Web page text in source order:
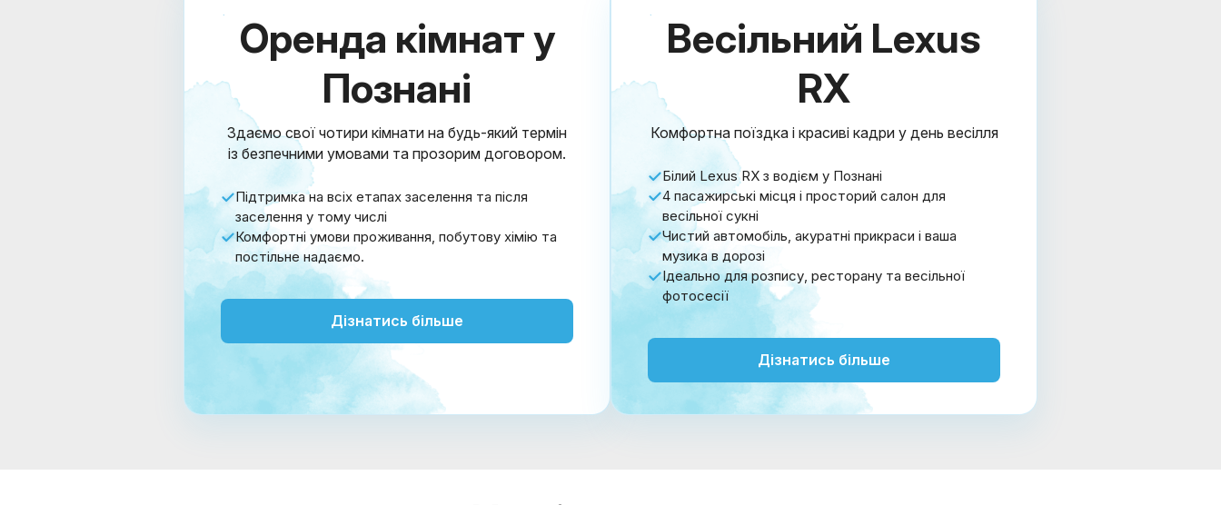
Оренда кімнат у
Познані
Здаємо свої чотири кімнати на будь-який термін
із безпечними умовами та прозорим договором.
Підтримка на всіх етапах заселення та після
заселення у тому числі
Комфортні умови проживання, побутову хімію та
постільне надаємо.
Дізнатись більше
Весільний Lexus
RX
Комфортна поїздка і красиві кадри у день весілля
Білий Lexus RX з водієм у Познані
4 пасажирські місця і просторий салон для
весільної сукні
Чистий автомобіль, акуратні прикраси і ваша
музика в дорозі
Ідеально для розпису, ресторану та весільної
фотосесії
Дізнатись більше